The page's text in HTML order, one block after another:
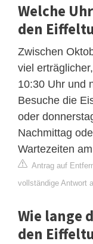
Welche
den
Zwischen
viel
10:30 Uhr und
Besuche die
oder
Nachmittag
Wartezeiten
Antrag auf
vollständige Antwort
Wie lange
den